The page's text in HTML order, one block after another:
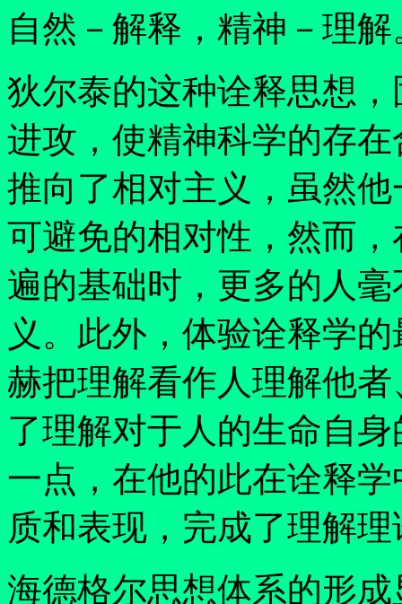
自然－解释，精神－理解
狄尔泰的这种诠释思想
进攻，使精神科学的存
推向了相对主义，虽然
可避免的相对性，然而
遍的基础时，更多的人
义。此外，体验诠释学
赫把理解看作人理解他
了理解对于人的生命自
一点，在他的此在诠释
质和表现，完成了理解
海德格尔思想体系的形